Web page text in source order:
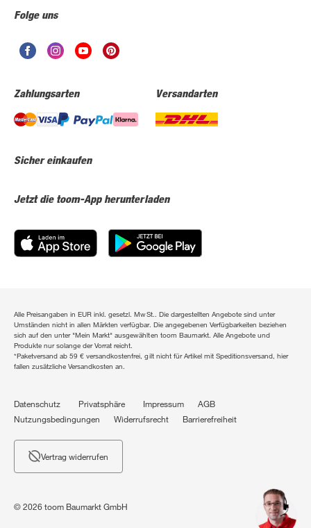
Folge uns
Zahlungsarten Versandarten
Sicher einkaufen
Jetzt die toom-App herunterladen
Alle Preisangaben in EUR inkl. gesetzl. MwSt.. Die dargestellten Angebote sind unter
Umständen nicht in allen Märkten verfügbar. Die angegebenen Verfügbarkeiten beziehen
sich auf den unter "Mein Markt" ausgewählten toom Baumarkt. Alle Angebote und
Produkte nur solange der Vorrat reicht.
*Paketversand ab 59 € versandkostenfrei, gilt nicht für Artikel mit Speditionsversand, hier
fallen zusätzliche Versandkosten an.
Datenschutz Privatsphäre Impressum
AGB
Nutzungsbedingungen
Widerrufsrecht Barrierefreiheit
Vertrag widerrufen
© 2026 toom Baumarkt GmbH